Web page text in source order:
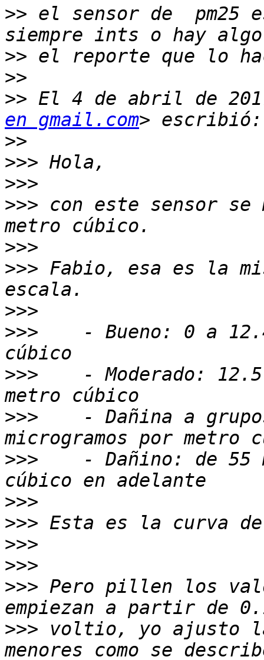
>> el sensor de  pm25
>>
>>
>> El 4 de abril de
en gmail.com
>>
>>>
>>>
>>> con este sensor se
>>>
>>> Fabio, esa es la
>>>
>>>
- Bueno: 0 a
>>>
- Moderado:
>>>
- Dañina a
>>>
- Dañino: de 55
>>>
>>>
>>>
>>>
>>> Pero pillen los
>>> voltio, yo ajusto